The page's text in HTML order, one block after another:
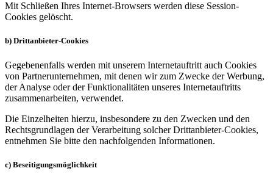
Mit Schließen Ihres Internet-Browsers werden diese Session-
Cookies gelöscht.
b) Drittanbieter-Cookies
Gegebenenfalls werden mit unserem Internetauftritt auch Cookies
von Partnerunternehmen, mit denen wir zum Zwecke der Werbung,
der Analyse oder der Funktionalitäten unseres Internetauftritts
zusammenarbeiten, verwendet.
Die Einzelheiten hierzu, insbesondere zu den Zwecken und den
Rechtsgrundlagen der Verarbeitung solcher Drittanbieter-Cookies,
entnehmen Sie bitte den nachfolgenden Informationen.
c) Beseitigungsmöglichkeit